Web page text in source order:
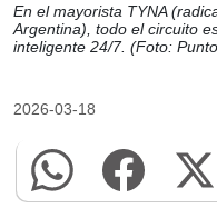
En el mayorista TYNA
Argentina), todo el circuito
inteligente 24/7. (Foto:
2026-03-18